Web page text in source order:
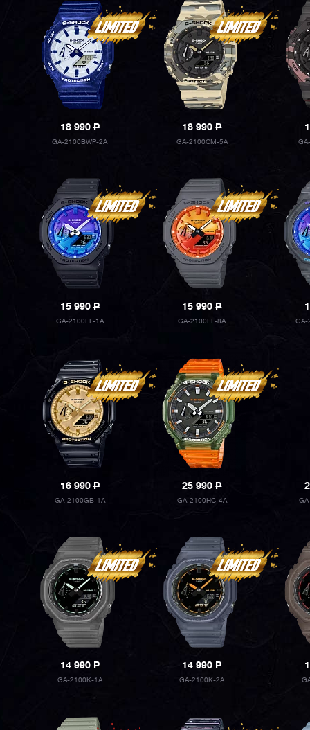
18 990P
GA-2100BWP-2A
18 990P
GA-2100CM-5A
15 990P
GA-2100FL-1A
15 990P
GA-2100FL-8A GA-
16 990P
GA-2100GB-1A
25 990P
GA-2100HC-4A
14 990P
GA-2100K-1A
14 990P
GA-2100K-2A